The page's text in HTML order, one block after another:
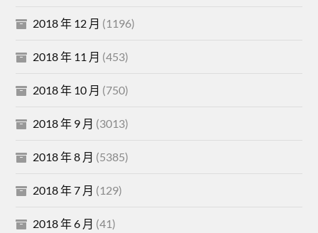
2018 年 12 月 (1196)
2018 年 11 月 (453)
2018 年 10 月 (750)
2018 年 9 月 (3013)
2018 年 8 月 (5385)
2018 年 7 月 (129)
2018 年 6 月 (41)